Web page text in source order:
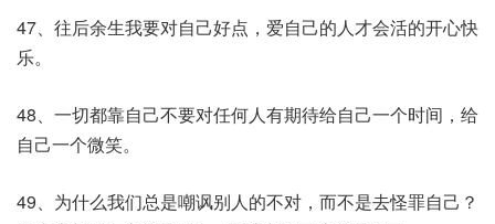
47、往后余生我要对自己好点，爱自己的人才会活的开心快
乐。
48、一切都靠自己不要对任何人有期待给自己一个时间，给
自己一个微笑。
49、为什么我们总是嘲讽别人的不对，而不是去怪罪自己？